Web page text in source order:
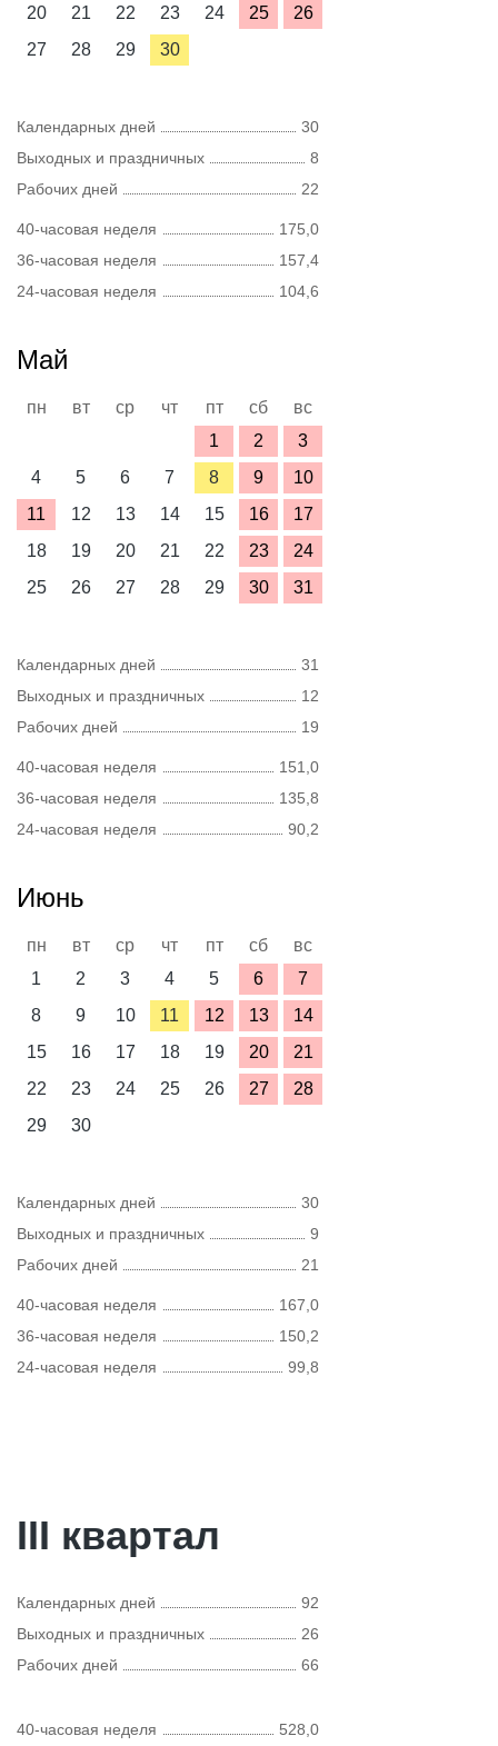
20
21 22 23 24 25
26
27
28 29 30
Календарных дней
30
Выходных и праздничных
8
Рабочих дней
22
40-часовая неделя
175,0
36-часовая неделя
157,4
24-часовая неделя
104,6
Май
пн вт ср чт пт сб
вс
1
2
3
4
5 6 7 8 9
10
11
12 13 14 15 16
17
18
19 20 21 22 23
24
25
26 27 28 29 30 31
Календарных дней
31
Выходных и праздничных
12
Рабочих дней
19
40-часовая неделя
151,0
36-часовая неделя
135,8
24-часовая неделя
90,2
Июнь
пн вт ср чт пт сб
вс
1
2 3 4 5 6
7
8
9 10 11 12 13
14
15
16 17 18 19 20
21
22
23 24 25 26 27
28
29
30
Календарных дней
30
Выходных и праздничных
9
Рабочих дней
21
40-часовая неделя
167,0
36-часовая неделя
150,2
24-часовая неделя
99,8
III квартал
Календарных дней
92
Выходных и праздничных
26
Рабочих дней
66
40-часовая неделя 528,0